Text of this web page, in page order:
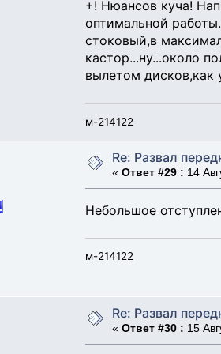
+! Нюансов куча!
оптимальной
стоковый,в
кастор...ну...около
вылетом дисков,как
м-214122
Re: Развал
« Ответ #29 : 14
Небольшое
м-214122
Re: Развал
« Ответ #30 : 15